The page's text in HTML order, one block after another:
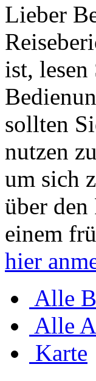
Lieber
ist,
sollten
nutzen
um sich
über
einem
hier
Alle
Alle
Karte